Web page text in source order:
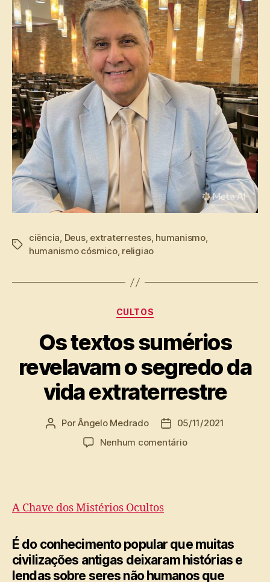
Tags
ciëncia, Deus, extraterrestes, humanismo,
humanismo cósmico, religiao
Categorias
CULTOS
Os textos sumérios
revelavam o segredo da
vida extraterrestre
Autor
PorÂngelo Medrado
Data
de
05/11/2021
Nenhum comentárioem
vida
extraterrestre
A Chave dos Mistérios Ocultos
É do conhecimento popular que muitas
civilizações antigas deixaram histórias e
lendas sobre seres não humanos que